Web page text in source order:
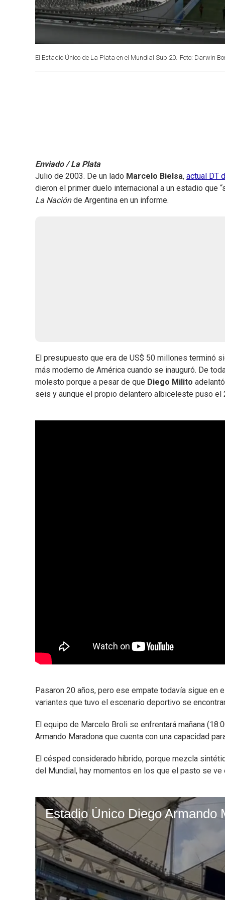
El Estadio Único de La Plata en el Mundial Sub 20. Foto: Darwin
Enviado / La Plata
Julio de 2003. De un lado Marcelo Bielsa, actual DT
dieron el primer duelo internacional a un estadio que
La Naciónde Argentina en un informe.
El presupuesto que era de US$ 50 millones terminó
más moderno de América cuando se inauguró. De
molesto porque a pesar de que Diego Milito
seis y aunque el propio delantero albiceleste puso
Pasaron 20 años, pero ese empate todavía sigue en
variantes que tuvo el escenario deportivo se
El equipo de Marcelo Broli se enfrentará mañana
Armando Maradona que cuenta con una capacidad
El césped considerado híbrido, porque mezcla
del Mundial, hay momentos en los que el pasto se